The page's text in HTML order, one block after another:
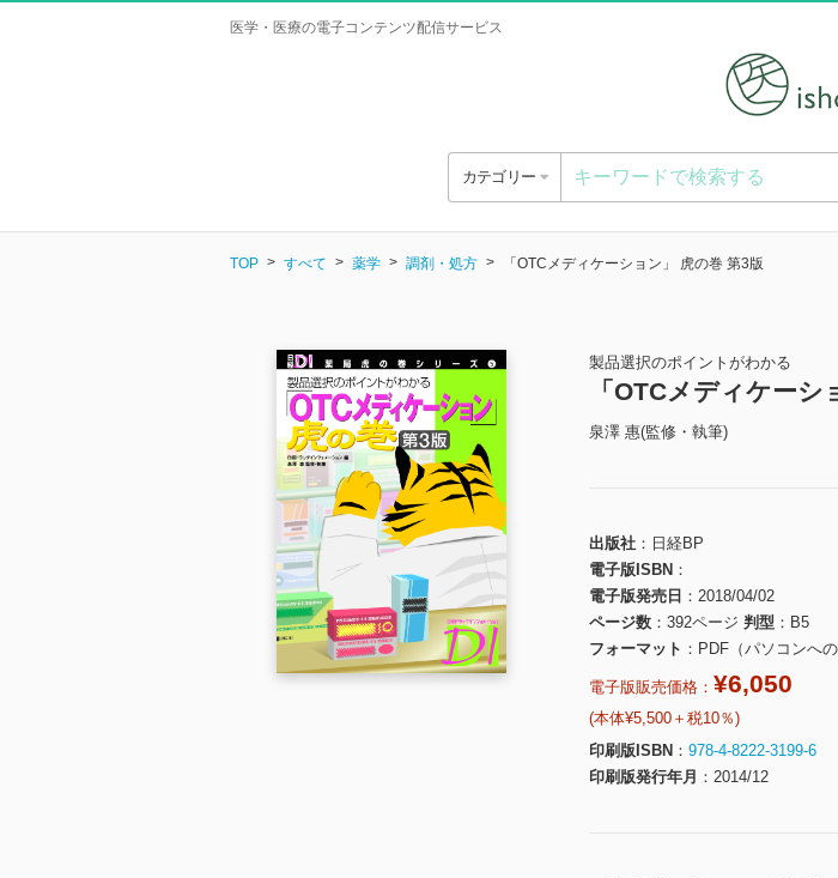
医学・医療の電子コンテンツ配信サービス
カテゴリー
TOP すべて 薬学 調剤・処方 「OTCメディケーション」 虎の巻 第3版
製品選択のポイントがわかる
「OTCメディケーシ
泉澤 惠(監修・執筆)
出版社
日経BP
電子版ISBN
電子版発売日
2018/04/02
ページ数
392ページ 判型
B5
フォーマット
PDF（パソコンへ
電子版販売価格： ¥6,050
(本体¥5,500＋税10％)
印刷版ISBN
978-4-8222-3199-6
印刷版発行年月
2014/12